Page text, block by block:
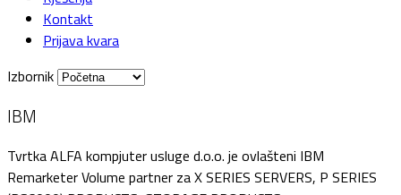
Kontakt
Prijava kvara
Izbornik
IBM
Tvrtka ALFA kompjuter usluge d.o.o. je ovlašteni IBM
Remarketer Volume partner za X SERIES SERVERS, P SERIES